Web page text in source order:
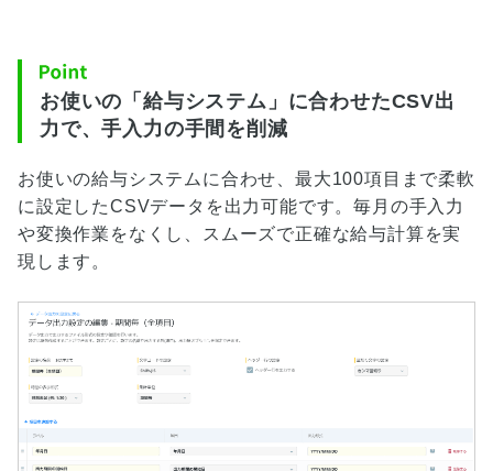
お使いの「給与システム」に合わせたCSV出
力で、手入力の手間を削減
お使いの給与システムに合わせ、最大100項目まで柔軟
に設定したCSVデータを出力可能です。毎月の手入力
や変換作業をなくし、スムーズで正確な給与計算を実
現します。